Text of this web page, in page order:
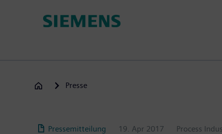
Presse
Pressemitteilung 19. Apr 2017 Process